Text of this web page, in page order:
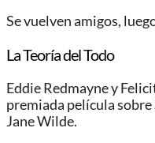
Se vuelven amigos,
La Teoría del Todo
Eddie Redmayne y
premiada película
Jane Wilde.